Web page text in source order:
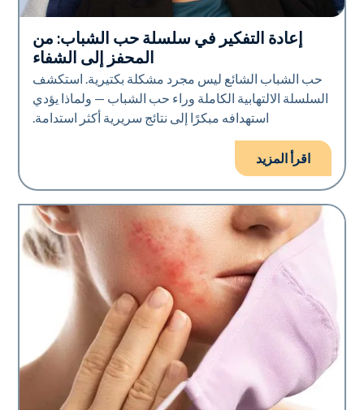
صحة الجلد
إعادة التفكير في سلسلة حب الشباب: من
المحفز إلى الشفاء
حب الشباب الشائع ليس مجرد مشكلة بكتيرية. استكشف
السلسلة الالتهابية الكاملة وراء حب الشباب — ولماذا يؤدي
استهدافه مبكرًا إلى نتائج سريرية أكثر استدامة.
اقرأ المزيد